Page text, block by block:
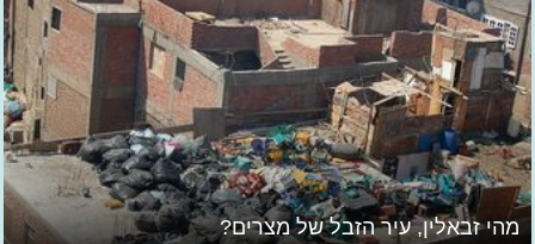
מהי זבאלין, עיר הזבל של מצרים?